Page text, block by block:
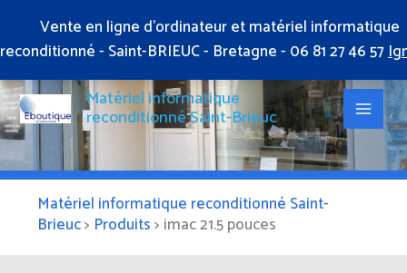
Vente en ligne d'ordinateur et matériel informatique
reconditionné - Saint-BRIEUC - Bretagne - 06 81 27 46 57
contenu
Matériel informatique
reconditionné Saint-Brieuc
Matériel informatique reconditionné Saint-
Brieuc> Produits> imac 21.5 pouces